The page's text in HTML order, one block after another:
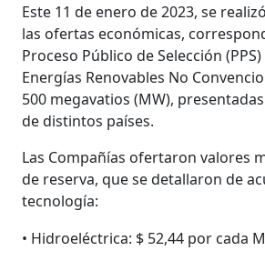
Este 11 de enero de 2023, se
las ofertas económicas,
Proceso Público de Selección
Energías Renovables No
500 megavatios (MW),
de distintos países.
Las Compañías ofertaron valores
de reserva, que se detallaron de
tecnología:
• Hidroeléctrica: $ 52,44 por cada